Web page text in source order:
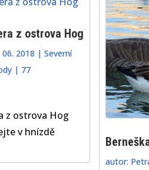
z ostrova Hog
06. 2018 | Severní
| 77
z ostrova Hog
v hnízdě
autor: